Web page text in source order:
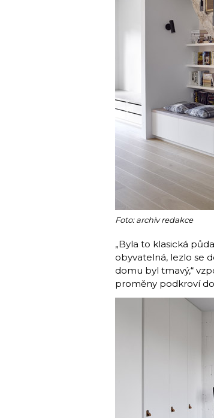
Foto: archiv redakce
„Byla to klasická
obyvatelná, lezlo se
domu byl tmavý,“
proměny podkroví